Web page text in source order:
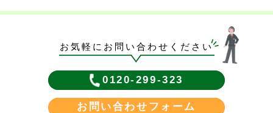
お気軽にお問い合わせください
0120-299-323
お問い合わせフォーム